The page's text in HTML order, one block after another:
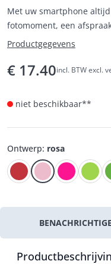
Met uw smartphone
fotomoment, een
Productgegevens
€ 17.40incl. BTW excl.
niet beschikbaar**
Ontwerp: rosa